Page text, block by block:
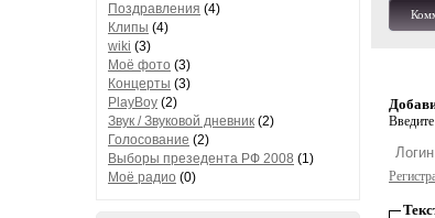
Поздравления (4)
Клипы (4)
wiki (3)
Моё фото (3)
Концерты (3)
PlayBoy (2)
Звук / Звуковой дневник (2)
Голосование (2)
Выборы презедента РФ 2008 (1)
Моё радио (0)